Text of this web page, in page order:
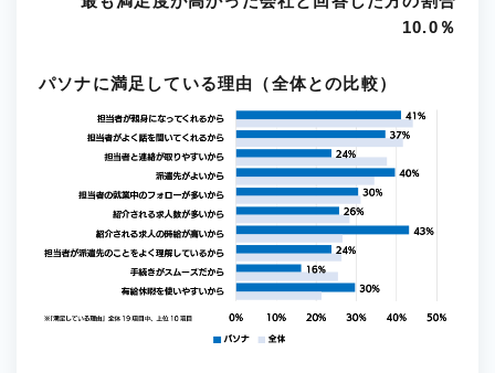
10.0％
パソナに満足している理由（全体との比較）